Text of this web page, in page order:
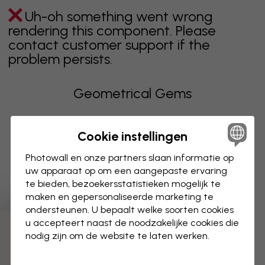
Uh-oh something went wrong
rendering this component. Please
contact customer support if the
problem persists.
Geometrical Gems
Uh-oh something went wrong
rendering this component. Please
contact customer support if the
problem persists.
Cookie instellingen
Photowall en onze partners slaan informatie op
uw apparaat op om een aangepaste ervaring
te bieden, bezoekersstatistieken mogelijk te
maken en gepersonaliseerde marketing te
ondersteunen. U bepaalt welke soorten cookies
u accepteert naast de noodzakelijke cookies die
nodig zijn om de website te laten werken.